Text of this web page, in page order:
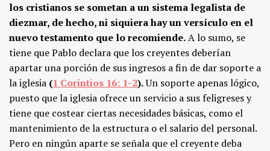
los cristianos se sometan a un sistema legalista de
diezmar, de hecho, ni siquiera hay un versículo en el
nuevo testamento que lo recomiende.A lo sumo, se
tiene que Pablo declara que los creyentes deberían
apartar una porción de sus ingresos a fin de dar soporte a
la iglesia (1 Corintios 16: 1-2).Un soporte apenas lógico,
puesto que la iglesia ofrece un servicio a sus feligreses y
tiene que costear ciertas necesidades básicas, como el
mantenimiento de la estructura o el salario del personal.
Pero en ningún aparte se señala que el creyente deba